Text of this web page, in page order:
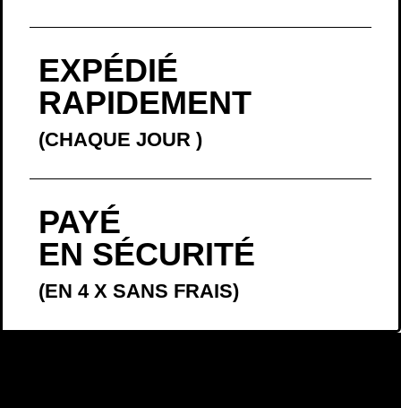
EXPÉDIÉ
RAPIDEMENT
(CHAQUE JOUR )
PAYÉ
EN SÉCURITÉ
(EN 4 X SANS FRAIS)